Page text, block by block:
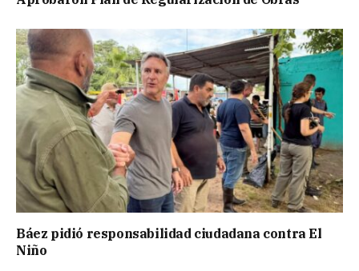
Báez pidió responsabilidad ciudadana contra El
Niño